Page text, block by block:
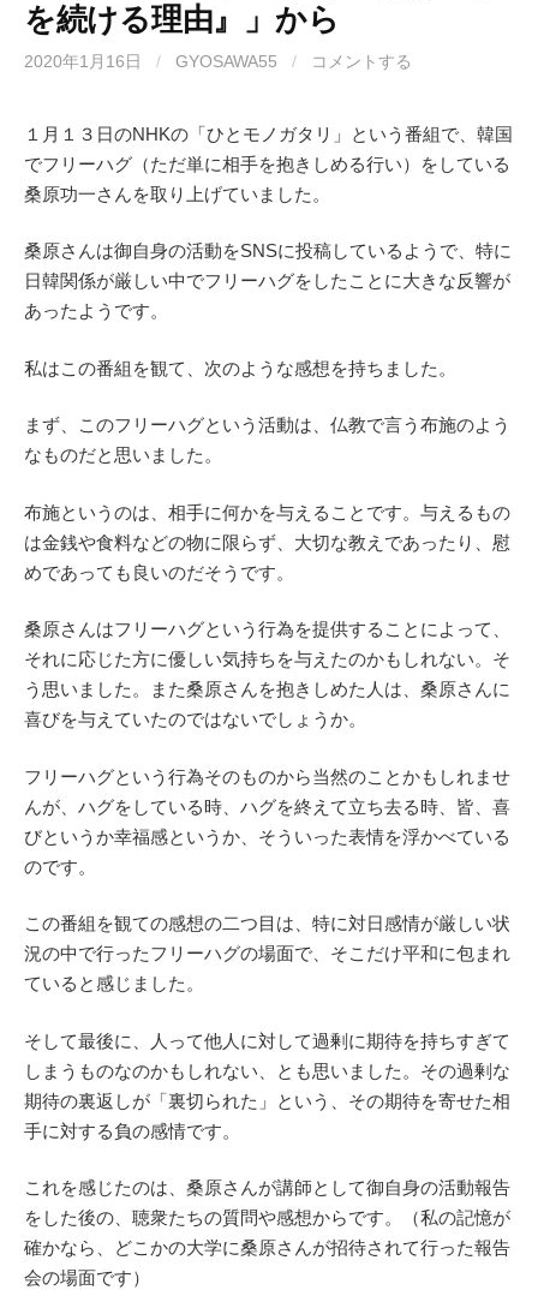
を続ける理由』」から
2020年1月16日 / GYOSAWA55 / コメントする
１月１３日のNHKの「ひとモノガタリ」という番組で、韓国
でフリーハグ（ただ単に相手を抱きしめる行い）をしている
桑原功一さんを取り上げていました。
桑原さんは御自身の活動をSNSに投稿しているようで、特に
日韓関係が厳しい中でフリーハグをしたことに大きな反響が
あったようです。
私はこの番組を観て、次のような感想を持ちました。
まず、このフリーハグという活動は、仏教で言う布施のよう
なものだと思いました。
布施というのは、相手に何かを与えることです。与えるもの
は金銭や食料などの物に限らず、大切な教えであったり、慰
めであっても良いのだそうです。
桑原さんはフリーハグという行為を提供することによって、
それに応じた方に優しい気持ちを与えたのかもしれない。そ
う思いました。また桑原さんを抱きしめた人は、桑原さんに
喜びを与えていたのではないでしょうか。
フリーハグという行為そのものから当然のことかもしれませ
んが、ハグをしている時、ハグを終えて立ち去る時、皆、喜
びというか幸福感というか、そういった表情を浮かべている
のです。
この番組を観ての感想の二つ目は、特に対日感情が厳しい状
況の中で行ったフリーハグの場面で、そこだけ平和に包まれ
ていると感じました。
そして最後に、人って他人に対して過剰に期待を持ちすぎて
しまうものなのかもしれない、とも思いました。その過剰な
期待の裏返しが「裏切られた」という、その期待を寄せた相
手に対する負の感情です。
これを感じたのは、桑原さんが講師として御自身の活動報告
をした後の、聴衆たちの質問や感想からです。（私の記憶が
確かなら、どこかの大学に桑原さんが招待されて行った報告
会の場面です）